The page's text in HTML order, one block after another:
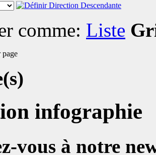
comme: Liste
page
infographie
vous à notre